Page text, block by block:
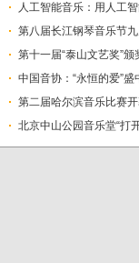
人工智能音乐：用人工
第八届长江钢琴音乐节
第十一届“泰山文艺奖”
中国音协：“永恒的爱”
第二届哈尔滨音乐比赛
北京中山公园音乐堂“打